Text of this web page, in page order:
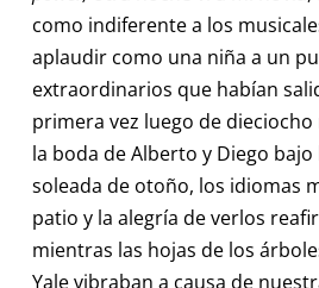
como indiferente a los
aplaudir como una niña a un
extraordinarios que habían
primera vez luego de dieciocho
la boda de Alberto y Diego
soleada de otoño, los idiomas
patio y la alegría de verlos
mientras las hojas de los
Yale vibraban a causa de